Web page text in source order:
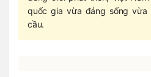
quốc gia vừa đáng sống vừa
cầu.